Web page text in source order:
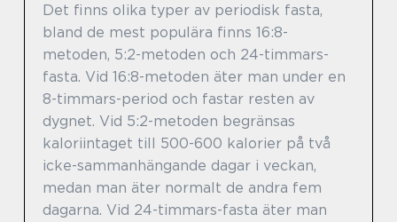
Det finns olika typer av periodisk fasta,
bland de mest populära finns 16:8-
metoden, 5:2-metoden och 24-timmars-
fasta. Vid 16:8-metoden äter man under en
8-timmars-period och fastar resten av
dygnet. Vid 5:2-metoden begränsas
kaloriintaget till 500-600 kalorier på två
icke-sammanhängande dagar i veckan,
medan man äter normalt de andra fem
dagarna. Vid 24-timmars-fasta äter man